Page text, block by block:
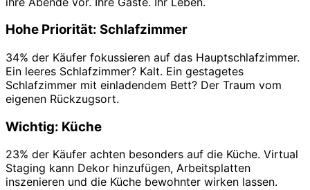
Hohe Priorität: Schlafzimmer
34% der Käufer fokussieren auf das Hauptschlafzimmer.
Ein leeres Schlafzimmer? Kalt. Ein gestagetes
Schlafzimmer mit einladendem Bett? Der Traum vom
eigenen Rückzugsort.
Wichtig: Küche
23% der Käufer achten besonders auf die Küche. Virtual
Staging kann Dekor hinzufügen, Arbeitsplatten
inszenieren und die Küche bewohnter wirken lassen.